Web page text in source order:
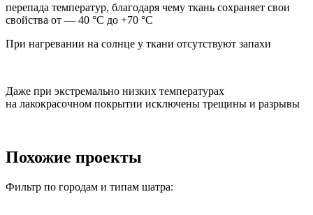
перепада температур, благодаря чему ткань сохраняет свои
свойства от — 40 °C до +70 °C
При нагревании на солнце у ткани отсутствуют запахи
Даже при экстремально низких температурах
на лакокрасочном покрытии исключены трещины и разрывы
Похожие проекты
Фильтр по городам и типам шатра: